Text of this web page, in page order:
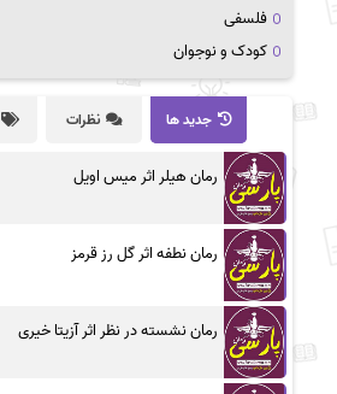
فلسفی
کودک و نوجوان
جدید ها نظرات
رمان هیلر اثر میس اویل
رمان نطفه اثر گل رز قرمز
رمان نشسته در نظر اثر آزیتا خیری